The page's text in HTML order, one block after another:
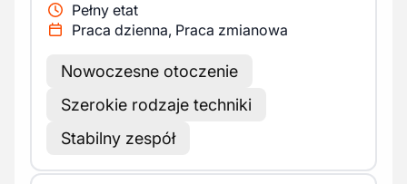
Pełny etat
Praca dzienna, Praca zmianowa
Nowoczesne otoczenie
Szerokie rodzaje techniki
Stabilny zespół